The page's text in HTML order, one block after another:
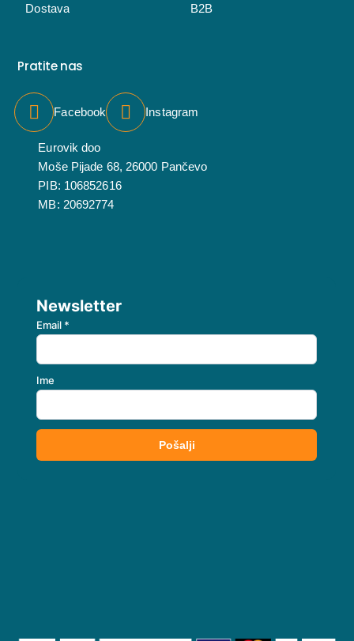
Dostava
B2B
Pratite nas
Facebook Instagram
Eurovik doo
Moše Pijade 68, 26000 Pančevo
PIB: 106852616
MB: 20692774